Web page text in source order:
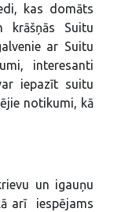
kas domāts
Suitu
ar Suitu
interesanti
iepazīt suitu
notikumi, kā
un igauņu
arī iespējams